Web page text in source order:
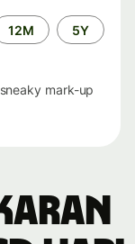
12M 5Y
mark-up